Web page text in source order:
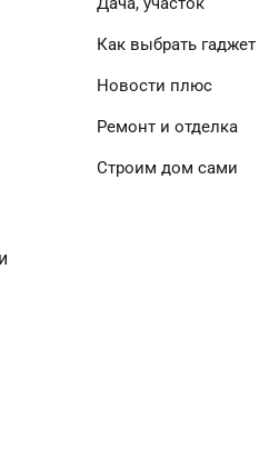
Как выбрать гаджет
Новости плюс
Ремонт и отделка
Строим дом сами